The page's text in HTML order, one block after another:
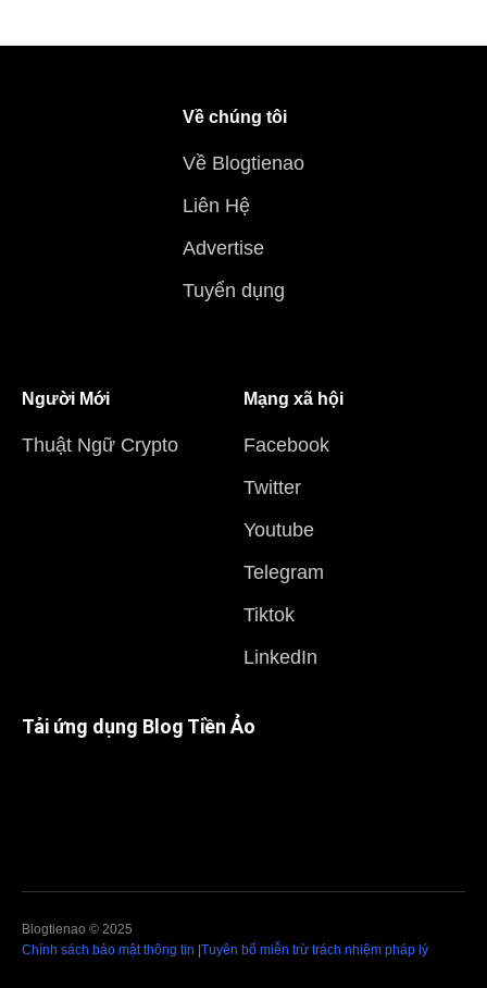
Về chúng tôi
Về Blogtienao
Liên Hệ
Advertise
Tuyển dụng
Người Mới
Thuật Ngữ Crypto
Mạng xã hội
Facebook
Twitter
Youtube
Telegram
Tiktok
LinkedIn
Tải ứng dụng Blog Tiền Ảo
Blogtienao © 2025
Chính sách bảo mật thông tin Tuyên bố miễn trừ trách nhiệm pháp lý